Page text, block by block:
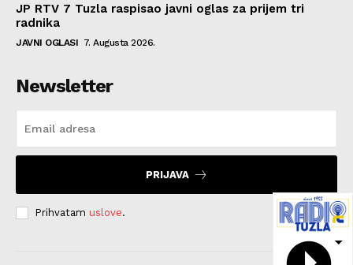
JP RTV 7 Tuzla raspisao javni oglas za prijem tri
radnika
JAVNI OGLASI 7. Augusta 2026.
Newsletter
PRIJAVA
Prihvatam uslove.